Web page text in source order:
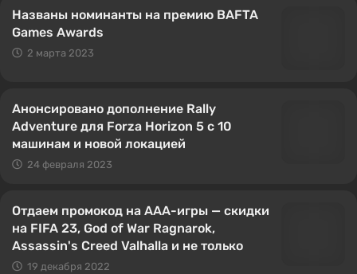
Названы номинанты на премию BAFTA
Games Awards
2 марта 2023
Анонсировано дополнение Rally
Adventure для Forza Horizon 5 с 10
машинам и новой локацией
24 февраля 2023
Отдаем промокод на AAA-игры — скидки
на FIFA 23, God of War Ragnarok,
Assassin's Creed Valhalla и не только
19 декабря 2022